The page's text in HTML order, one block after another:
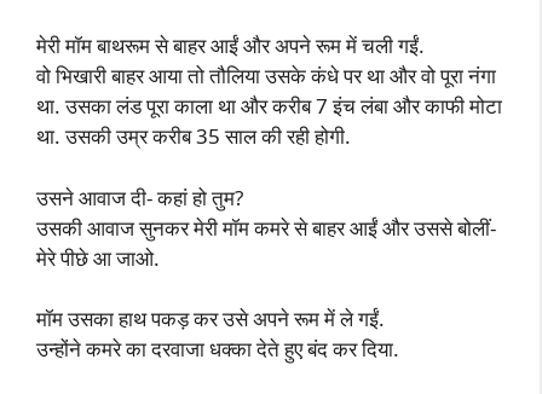
मेरी मॉम बाथरूम से बाहर आईं और अपने रूम में चली गईं.
वो भिखारी बाहर आया तो तौलिया उसके कंधे पर था और वो पूरा नंगा
था. उसका लंड पूरा काला था और करीब 7 इंच लंबा और काफी मोटा
था. उसकी उम्र करीब 35 साल की रही होगी.
उसने आवाज दी- कहां हो तुम?
उसकी आवाज सुनकर मेरी मॉम कमरे से बाहर आईं और उससे बोलीं-
मेरे पीछे आ जाओ.
मॉम उसका हाथ पकड़ कर उसे अपने रूम में ले गईं.
उन्होंने कमरे का दरवाजा धक्का देते हुए बंद कर दिया.